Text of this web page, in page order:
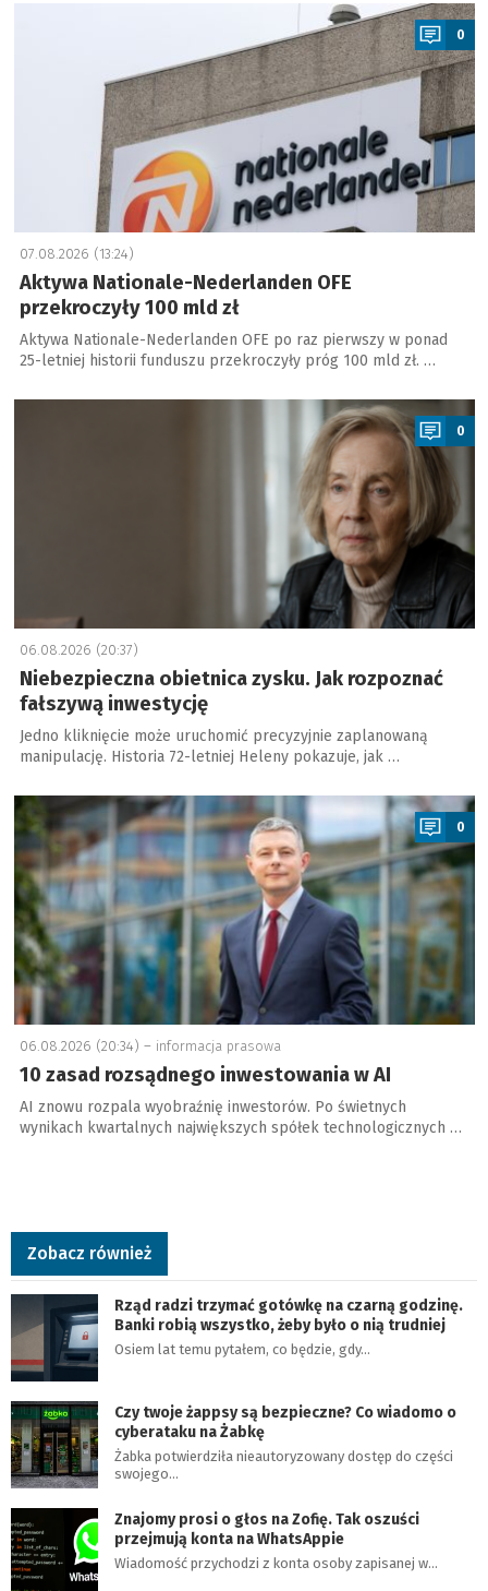
0
07.08.2026 (13:24)
Aktywa Nationale-Nederlanden OFE
przekroczyły 100 mld zł
Aktywa Nationale-Nederlanden OFE po raz pierwszy w ponad
25-letniej historii funduszu przekroczyły próg 100 mld zł. …
a
0
06.08.2026 (20:37)
Niebezpieczna obietnica zysku. Jak rozpoznać
fałszywą inwestycję
Jedno kliknięcie może uruchomić precyzyjnie zaplanowaną
manipulację. Historia 72-letniej Heleny pokazuje, jak …
a
0
06.08.2026 (20:34) – informacja prasowa
10 zasad rozsądnego inwestowania w AI
AI znowu rozpala wyobraźnię inwestorów. Po świetnych
wynikach kwartalnych największych spółek technologicznych …
Zobacz również
Rząd radzi trzymać gotówkę na czarną godzinę.
Banki robią wszystko, żeby było o nią trudniej
Osiem lat temu pytałem, co będzie, gdy…
Czy twoje żappsy są bezpieczne? Co wiadomo o
cyberataku na Żabkę
Żabka potwierdziła nieautoryzowany dostęp do części
swojego…
Znajomy prosi o głos na Zofię. Tak oszuści
przejmują konta na WhatsAppie
Wiadomość przychodzi z konta osoby zapisanej w…